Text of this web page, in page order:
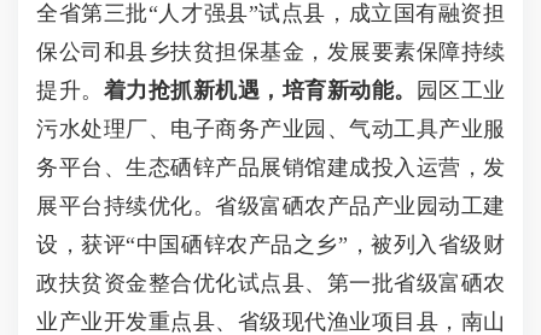
全省第三批“人才强县”试点县，成立国有融资担
保公司和县乡扶贫担保基金，发展要素保障持续
提升。 着力抢抓新机遇，培育新动能。
园区工业
污水处理厂、电子商务产业园、气动工具产业服
务平台、生态硒锌产品展销馆建成投入运营，发
展平台持续优化。省级富硒农产品产业园动工建
设，获评“中国硒锌农产品之乡”，被列入省级财
政扶贫资金整合优化试点县、第一批省级富硒农
业产业开发重点县、省级现代渔业项目县，南山